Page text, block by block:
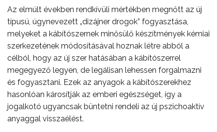
Az elmúlt években rendkívüli mértékben megnőtt az új
típusú, úgynevezett „dizájner drogok” fogyasztása,
melyeket a kábítószernek minősülő készítmények kémiai
szerkezetének módosításával hoznak létre abból a
célból, hogy az új szer hatásában a kábítószerrel
megegyező legyen, de legálisan lehessen forgalmazni
és fogyasztani. Ezek az anyagok a kábítószerekhez
hasonlóan károsítják az emberi egészséget, így a
jogalkotó ugyancsak büntetni rendeli az új pszichoaktív
anyaggal visszaélést.